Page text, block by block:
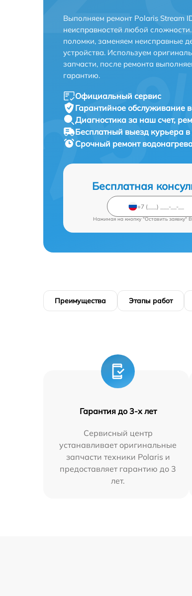
Выполняем ремонт Polaris Stream
неисправностей любой
поломки, заменяем неисправные
устройства. Используем
запчасти, после ремонта
гарантию.
Официальный сервис
Гарантийное обслуживание
Диагностика за наш счет,
Бесплатный выезд курьера
Срочный ремонт
Бесплатная
Нажимая на кнопку "Оставить заявку"
Преимущества Этапы работ
Гарантия до 3-х лет
Сервисный центр
устанавливает оригинальные
запчасти техники Polaris и
предоставляет гарантию до 3
лет.